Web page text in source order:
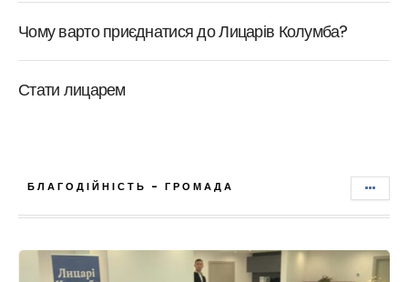
Чому варто приєднатися до Лицарів Колумба?
Стати лицарем
БЛАГОДІЙНІСТЬ - ГРОМАДА